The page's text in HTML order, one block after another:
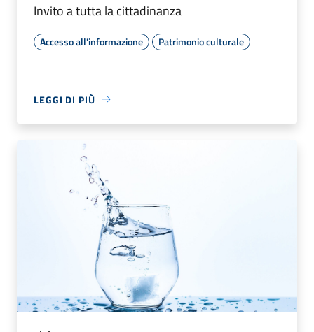
Invito a tutta la cittadinanza
Accesso all'informazione Patrimonio culturale
LEGGI DI PIÙ